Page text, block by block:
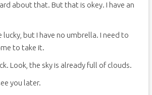
about that. But that is okey. I have an
lucky, but I have no umbrella. I need to
to take it.
Look, the sky is already full of clouds.
you later.